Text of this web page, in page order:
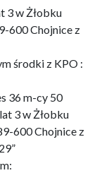
3 w Żłobku
600 Chojnice z
środki z KPO :
36 m-cy 50
3 w Żłobku
600 Chojnice z